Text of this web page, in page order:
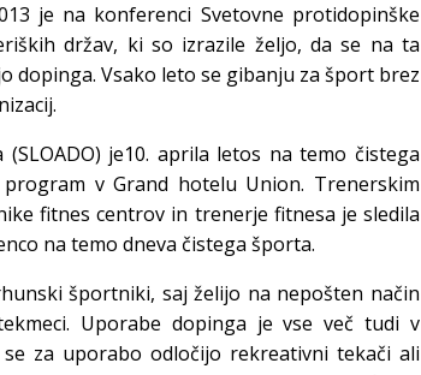
je na konferenci Svetovne protidopinške
držav, ki so izrazile željo, da se na ta
dopinga. Vsako leto se gibanju za šport brez
je10. aprila letos na temo čistega
v Grand hotelu Union. Trenerskim
fitnes centrov in trenerje fitnesa je sledila
na temo dneva čistega športa.
športniki, saj želijo na nepošten način
Uporabe dopinga je vse več tudi v
za uporabo odločijo rekreativni tekači ali